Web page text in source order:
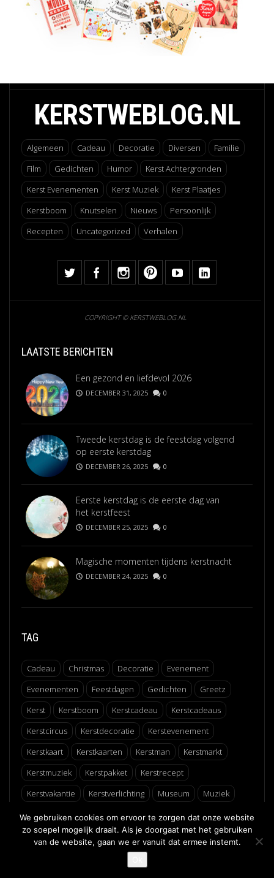
KERSTWEBLOG.NL
Algemeen Cadeau Decoratie Diversen
Familie
Film
Gedichten Humor
Kerst Achtergronden
Kerst Evenementen
Kerst Muziek
Kerst Plaatjes
Kerstboom
Knutselen Nieuws
Persoonlijk
Recepten
Uncategorized Verhalen
COPYRIGHT © KERSTWEBLOG.NL
LAATSTE BERICHTEN
Een gezond en liefdevol 2026
DECEMBER 31, 2025 0
Tweede kerstdag is de feestdag volgend
op eerste kerstdag
DECEMBER 26, 2025 0
Eerste kerstdag is de eerste dag van
het kerstfeest
DECEMBER 25, 2025 0
Magische momenten tijdens kerstnacht
DECEMBER 24, 2025 0
TAG
Cadeau Christmas Decoratie
Evenement
Evenementen
Feestdagen Gedichten
Greetz
Kerst
Kerstboom Kerstcadeau
Kerstcadeaus
Kerstcircus
Kerstdecoratie
Kerstevenement
Kerstkaart
Kerstkaarten Kerstman
Kerstmarkt
Kerstmuziek
Kerstpakket
Kerstrecept
Kerstvakantie
Kerstverlichting Museum
Muziek
Recept
Schaatsen Winter Winterfair
We gebruiken cookies om ervoor te zorgen dat onze website
zo soepel mogelijk draait. Als je doorgaat met het gebruiken
van de website, gaan we er vanuit dat ermee instemt.